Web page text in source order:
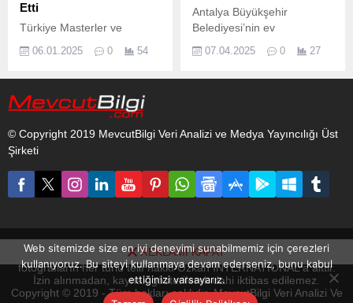
Etti
Türkiye Masterler ve
Veteranlar Futbol Ligi
(TMVFL) Ege Kırmızı Grup
yarı hazırlıkları kapsamında
komşu ilçe Aliağa’nın
Akıncılar Gücü takımıyla
Foça’da karşılaştı.
06.01.2025 0 54
Antalya Büyükşehir
Belediyesi’nin ev
sahipliğinde bu yıl 20'ncisi
düzenlenen Uluslararası
07.04.2025 0 27
© Copyright 2019 MevcutBilgi Veri Analizi ve Medya Yayıncılığı Üst
Şirketi
www.mevcutbilgi.com internet sitesinde yayınlanan yazı, haber ve
fotoğrafların her türlü telif hakkı Ozkan INTERNATIONAL'a aittir.
İzin alınmadan, kaynak gösterilerek dahi iktibas edilemez.
Copyright © 2019 - Tüm hakları saklıdır. MevcutBilgi Veri Analizi Ve
REKLAMI KAPAT
Web sitemizde size en iyi deneyimi sunabilmemiz için çerezleri
kullanıyoruz. Bu siteyi kullanmaya devam ederseniz, bunu kabul
ettiğinizi varsayarız.